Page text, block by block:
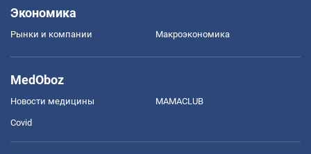
Экономика
Рынки и компании Mакроэкономика
MedOboz
Новости медицины MAMACLUB
Covid